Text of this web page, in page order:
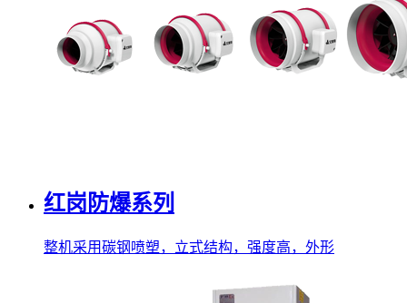
红岗防爆系列
整机采用碳钢喷塑，立式结构，强度高，外形